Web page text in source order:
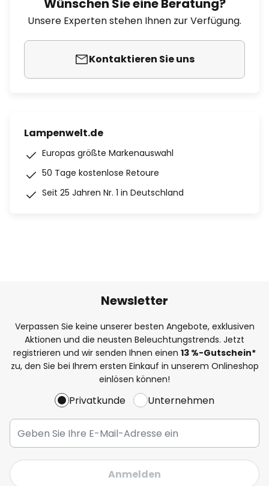
Wünschen Sie eine Beratung?
Unsere Experten stehen Ihnen zur Verfügung.
Kontaktieren Sie uns
Lampenwelt.de
Europas größte Markenauswahl
50 Tage kostenlose Retoure
Seit 25 Jahren Nr. 1 in Deutschland
Newsletter
Verpassen Sie keine unserer besten Angebote, exklusiven
Aktionen und die neusten Beleuchtungstrends. Jetzt
registrieren und wir senden Ihnen einen 13 %-Gutschein*
zu, den Sie bei Ihrem ersten Einkauf in unserem Onlineshop
einlösen können!
Privatkunde Unternehmen
Anmelden